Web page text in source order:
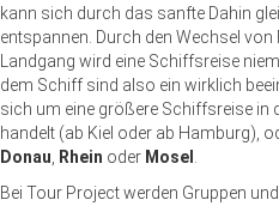
kann sich durch das sanfte Dahin
entspannen. Durch den Wechsel
Landgang wird eine Schiffsreise
dem Schiff sind also ein wirklich
sich um eine größere Schiffsreise in
handelt (ab Kiel oder ab Hamburg),
Donau
Rhein oder Mosel
Bei Tour Project werden Gruppen